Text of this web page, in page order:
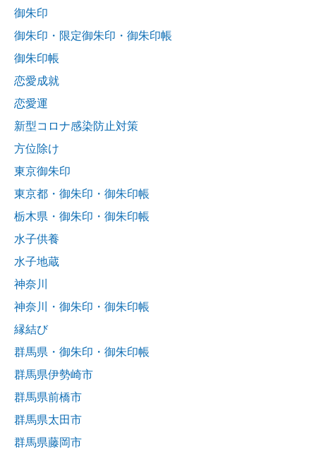
御朱印
御朱印・限定御朱印・御朱印帳
御朱印帳
恋愛成就
恋愛運
新型コロナ感染防止対策
方位除け
東京御朱印
東京都・御朱印・御朱印帳
栃木県・御朱印・御朱印帳
水子供養
水子地蔵
神奈川
神奈川・御朱印・御朱印帳
縁結び
群馬県・御朱印・御朱印帳
群馬県伊勢崎市
群馬県前橋市
群馬県太田市
群馬県藤岡市